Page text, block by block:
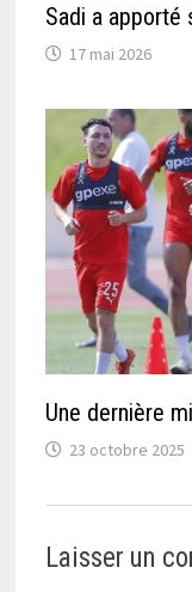
Sadi a apporté
17 mai 2026
Une dernière
23 octobre 2025
Laisser un